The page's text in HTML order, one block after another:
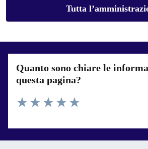
Tutta
Quanto sono chiare le
questa pagina?